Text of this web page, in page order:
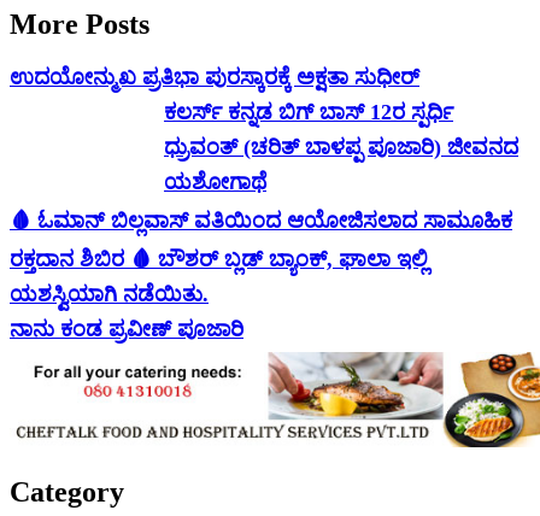
More Posts
ಉದಯೋನ್ಮುಖ ಪ್ರತಿಭಾ ಪುರಸ್ಕಾರಕ್ಕೆ ಅಕ್ಷತಾ ಸುಧೀರ್
ಕಲರ್ಸ್ ಕನ್ನಡ ಬಿಗ್ ಬಾಸ್ 12ರ ಸ್ಪರ್ಧಿ
ಧ್ರುವಂತ್ (ಚರಿತ್ ಬಾಳಪ್ಪ ಪೂಜಾರಿ) ಜೀವನದ
ಯಶೋಗಾಥೆ
🩸 ಓಮಾನ್ ಬಿಲ್ಲವಾಸ್ ವತಿಯಿಂದ ಆಯೋಜಿಸಲಾದ ಸಾಮೂಹಿಕ
ರಕ್ತದಾನ ಶಿಬಿರ 🩸 ಬೌಶರ್ ಬ್ಲಡ್ ಬ್ಯಾಂಕ್, ಘಾಲಾ ಇಲ್ಲಿ
ಯಶಸ್ವಿಯಾಗಿ ನಡೆಯಿತು.
ನಾನು ಕಂಡ ಪ್ರವೀಣ್ ಪೂಜಾರಿ
Category